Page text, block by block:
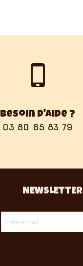
Besoin d'aide ?
03 80 65 83 79
NEWSLETTER